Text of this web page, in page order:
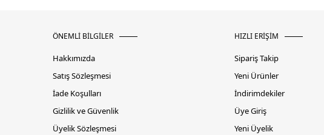
ÖNEMLİ BİLGİLER
Hakkımızda
Satış Sözleşmesi
İade Koşulları
Gizlilik ve Güvenlik
Üyelik Sözleşmesi
HIZLI ERİŞİM
Sipariş Takip
Yeni Ürünler
İndirimdekiler
Üye Giriş
Yeni Üyelik